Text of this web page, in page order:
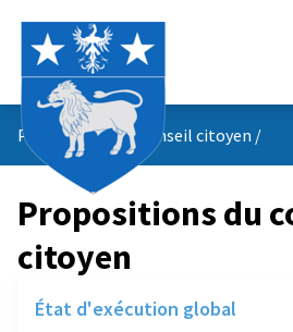
Propositions du conseil citoyen /
Propositions du
citoyen
État d'exécution global